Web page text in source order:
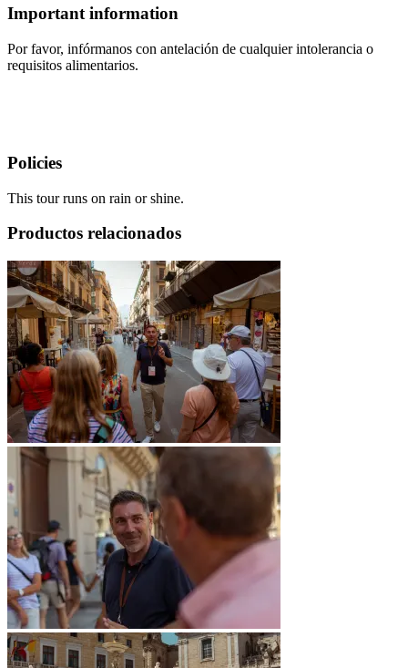
Important information
Por favor, infórmanos con antelación de cualquier intolerancia o
requisitos alimentarios.
Policies
This tour runs on rain or shine.
Productos relacionados